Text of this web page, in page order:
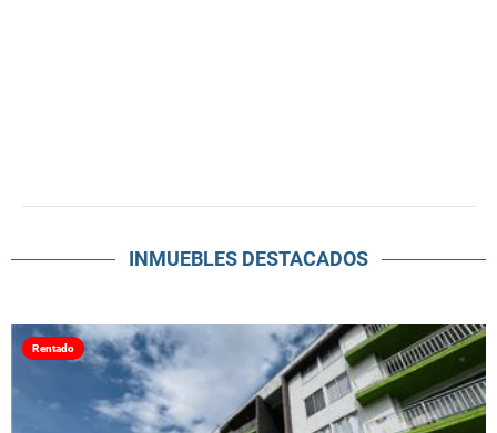
INMUEBLES DESTACADOS
Rentado